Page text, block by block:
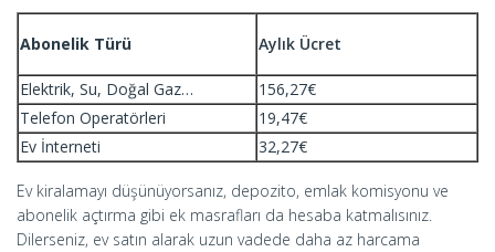
Abonelik Türü Aylık Ücret
Elektrik, Su, Doğal Gaz…
156,27€
Telefon Operatörleri
19,47€
Ev İnterneti
32,27€
Ev kiralamayı düşünüyorsanız, depozito, emlak komisyonu ve
abonelik açtırma gibi ek masrafları da hesaba katmalısınız.
Dilerseniz, ev satın alarak uzun vadede daha az harcama